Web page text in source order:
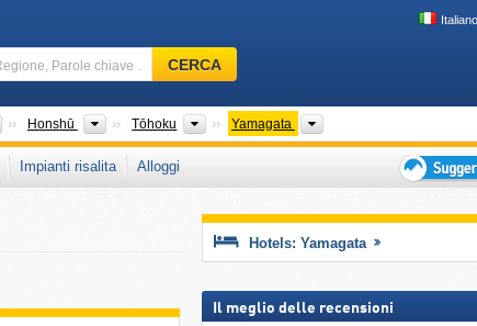
Italiano
Comprensorio
sciistico,
Parole
chiave
…
CERCA
PaesiHonshū IsoleTōhoku RegioniYamagata
Impianti risalita
Alloggi
per
Hotels: Yamagata
Il meglio delle recensioni